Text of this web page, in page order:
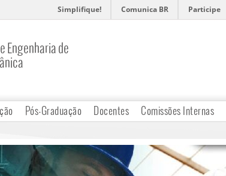
Simplifique! Comunica BR Participe
Engenharia de
Pós-Graduação Docentes Comissões Internas